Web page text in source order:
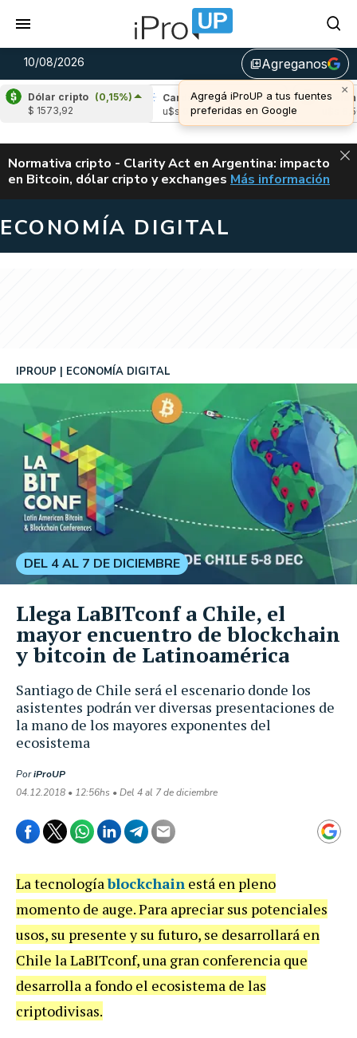
10/08/2026 library_addAgreganos
×
Agregá iProUP a tus fuentes
preferidas en Google
Dólar cripto (0,15%)
$ 1573,92
(-0,08%)
Cardano
(-0,56%)
u$s 0,20
ALERTA
Normativa cripto - Clarity Act en Argentina: impacto
en Bitcoin, dólar cripto y exchanges CLARITY ACT EN
Más información
ECONOMÍA DIGITAL
Santiago de Chile será el escenario donde los
asistentes podrán ver diversas presentaciones de
la mano de los mayores exponentes del
ecosistema
IPROUP ECONOMÍA DIGITAL
PoriProUP
04.12.2018 • 12:56hs • Del 4 al 7 de diciembre
DEL 4 AL 7 DE DICIEMBRE
Llega LaBITconf a Chile, el
mayor encuentro de blockchain
y bitcoin de Latinoamérica
La tecnologíablockchain está en pleno
momento de auge. Para apreciar sus potenciales
usos, su presente y su futuro, se desarrollará en
Chile la LaBITconf, una gran conferencia que
desarrolla a fondo el ecosistema de las
criptodivisas.